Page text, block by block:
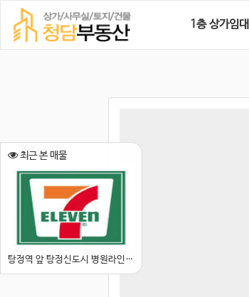
1층 상가임대
최근 본 매물
탕정역 앞 탕정신도시 병원라인 편의점 임대분양 추천